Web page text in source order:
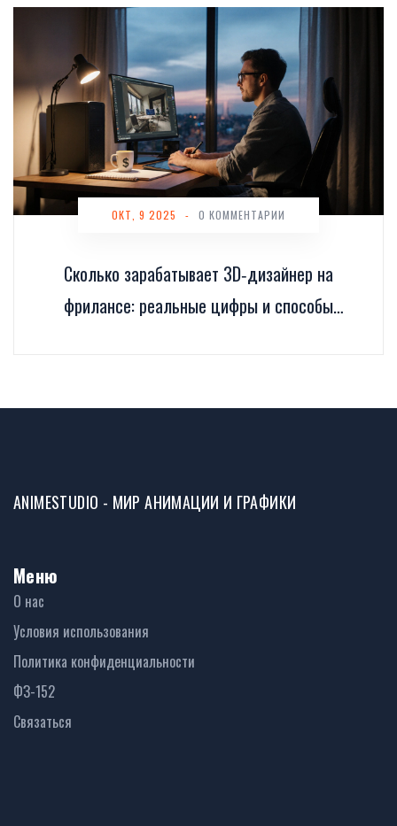
Сколько зарабатывает 3D‑дизайнер на
фрилансе: реальные цифры и способы
ОКТ, 9 2025 - 0 КОММЕНТАРИИ
ANIMESTUDIO - МИР АНИМАЦИИ И ГРАФИКИ
Меню
О нас
Условия использования
Политика конфиденциальности
ФЗ-152
Связаться